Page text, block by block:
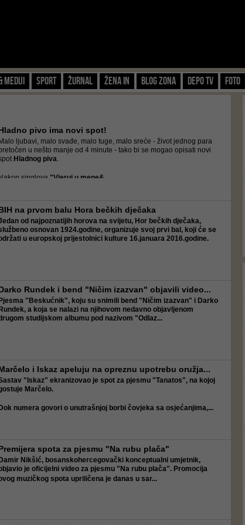
Mediji Sport Žurnal Žena IN Blog zona Depo TV FOTO
pivo ima novi spot!
ljubavi, malo svađe, malo tuge, malo sreće - život jednog para
u nešto manje od 4 minute - tako bi se mogao opisati novi
Hladnog piva.
singlova "Vjeruj u mene&...
na prvom balu Hora bečkih dječaka
od najpoznatijih horova na svijetu, Hor bečkih dječaka,
osnovan 1924.godine, organizuje svoj prvi bal, koji će se
u europskoj prijestolnici kulture 16.januara 2016.godine.
Rundek i bend "Ničim izazvan" objavili video...
"Beskućnik", koju su snimili bend "Ničim izazvan" i Darko
, a koja se nalazi na njihovom nedavno objavljenom
studijskom albumu pod nazivom "Odlaz...
i Iskaz apeluju na opreznu upotrebu oružja...
"Iskaz" ekranizovao je spot za pjesmu "Tanatos", na kojoj
Marčelo.
numera govori o unutrašnjoj borbi čovjeka sa osjećanjima,...
spota za pjesmu "Na rubu plača"
Nikšić, bosanskohercegovački konceptualni umjetnik,
je oficijelni video za pjesmu "Na rubu plača". Promocija
og muzičkog spota upriličena je danas u sar...